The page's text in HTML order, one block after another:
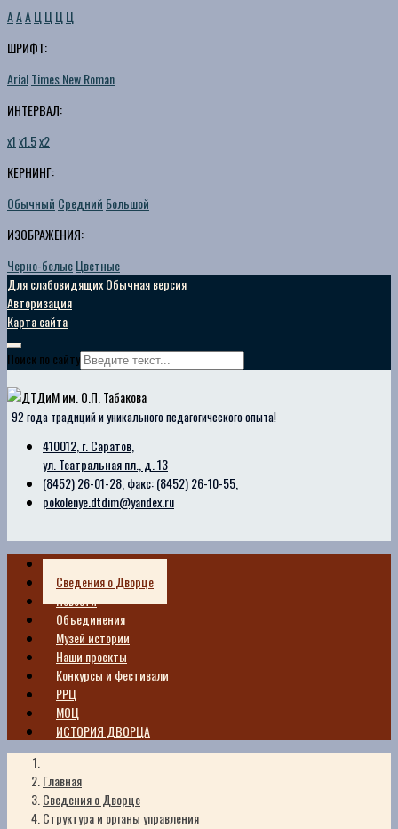
AAAЦ Ц Ц Ц
ШРИФТ:
ArialTimes New Roman
ИНТЕРВАЛ:
х1х1.5х2
КЕРНИНГ:
Обычный Средний Большой
ИЗОБРАЖЕНИЯ:
Черно-белыеЦветные
Для слабовидящихОбычная версия
Авторизация
Карта сайта
Поиск по сайту
92 года традиций и уникального педагогического опыта!
410012, г. Саратов,
ул. Театральная пл., д. 13
(8452) 26-01-28, факс: (8452) 26-10-55,
pokolenye.dtdim@yandex.ru
Главная
Сведения о Дворце
Новости
Объединения
Музей истории
Наши проекты
Конкурсы и фестивали
РРЦ
МОЦ
ИСТОРИЯ ДВОРЦА
Главная
Сведения о Дворце
Структура и органы управления